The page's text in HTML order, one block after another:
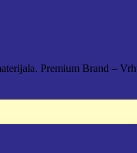
Premium Brand –